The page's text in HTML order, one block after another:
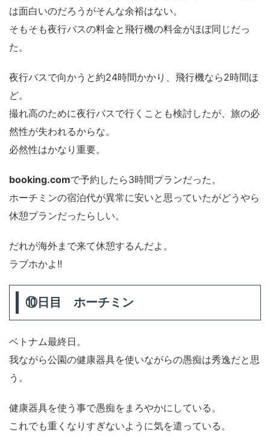
は面白いのだろうがそんな余裕はない。
そもそも夜行バスの料金と飛行機の料金がほぼ同じだっ
た。
夜行バスで向かうと約24時間かかり、飛行機なら2時間ほ
ど。
撮れ高のために夜行バスで行くことも検討したが、旅の必
然性が失われるからな。
必然性はかなり重要。
booking.comで予約したら3時間プランだった。
ホーチミンの宿泊代が異常に安いと思っていたがどうやら
休憩プランだったらしい。
だれが海外まで来て休憩するんだよ。
ラブホかよ!!
⑩日目 ホーチミン
ベトナム最終日。
我ながら公園の健康器具を使いながらの愚痴は秀逸だと思
う。
健康器具を使う事で愚痴をまろやかにしている。
これでも重くなりすぎないように気を遣っている。